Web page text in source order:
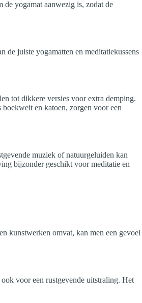
yogamat aanwezig is, zodat de
de juiste yogamatten en meditatiekussens
tot dikkere versies voor extra demping.
en katoen, zorgen voor een
muziek of natuurgeluiden kan
bijzonder geschikt voor meditatie en
kunstwerken omvat, kan men een gevoel
voor een rustgevende uitstraling. Het